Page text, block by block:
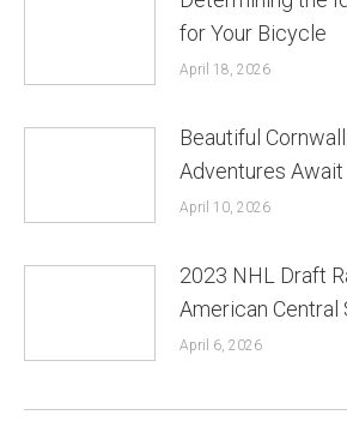
for Your Bicycle
April 18, 2026
Beautiful
Adventures Await
April 10, 2026
2023 NHL Draft
American Central
April 6, 2026